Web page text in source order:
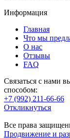
Информация
Главная
Что мы
О нас
Отзывы
FAQ
Связаться с нами
способом:
+7 (992) 211-66-66
Откликнуться
Все права
Продвижение и